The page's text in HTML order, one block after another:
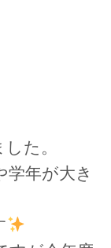
た。
学年が大き